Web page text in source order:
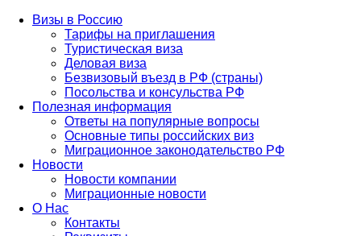
Визы в Россию
Тарифы на приглашения
Туристическая виза
Деловая виза
Безвизовый въезд в РФ (страны)
Посольства и консульства РФ
Полезная информация
Ответы на популярные вопросы
Основные типы российских виз
Миграционное законодательство РФ
Новости
Новости компании
Миграционные новости
О Нас
Контакты